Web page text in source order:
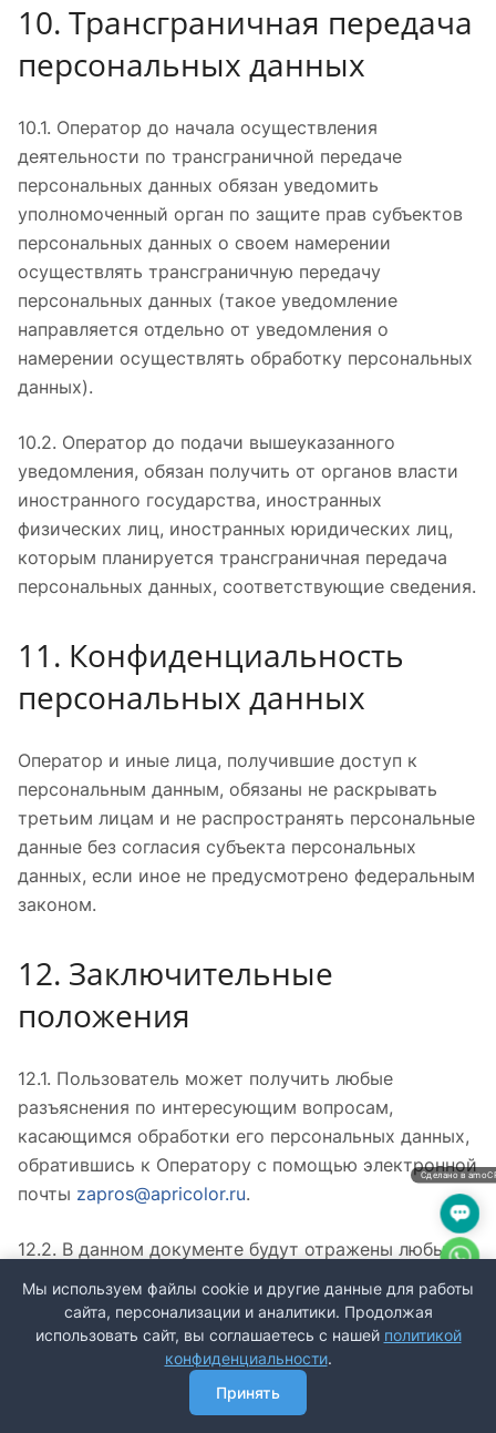
10. Трансграничная передача
персональных данных
10.1. Оператор до начала осуществления
деятельности по трансграничной передаче
персональных данных обязан уведомить
уполномоченный орган по защите прав субъектов
персональных данных о своем намерении
осуществлять трансграничную передачу
персональных данных (такое уведомление
направляется отдельно от уведомления о
намерении осуществлять обработку персональных
данных).
10.2. Оператор до подачи вышеуказанного
уведомления, обязан получить от органов власти
иностранного государства, иностранных
физических лиц, иностранных юридических лиц,
которым планируется трансграничная передача
персональных данных, соответствующие сведения.
11. Конфиденциальность
персональных данных
Оператор и иные лица, получившие доступ к
персональным данным, обязаны не раскрывать
третьим лицам и не распространять персональные
данные без согласия субъекта персональных
данных, если иное не предусмотрено федеральным
законом.
12. Заключительные
положения
12.1. Пользователь может получить любые
разъяснения по интересующим вопросам,
касающимся обработки его персональных данных,
обратившись к Оператору с помощью электронной
почты zapros@apricolor.ru.
12.2. В данном документе будут отражены любые
изменения политики обработки персональных
данных Оператором. Политика действует
бессрочно до замены ее новой версией.
12.3. Актуальная версия Политики в свободном
доступе расположена в сети Интернет по адресу
Корзина Избранные
Мы используем файлы cookie и другие данные для работы
сайта, персонализации и аналитики. Продолжая
использовать сайт, вы соглашаетесь с нашей политикой
конфиденциальности.
Принять
Сделано в